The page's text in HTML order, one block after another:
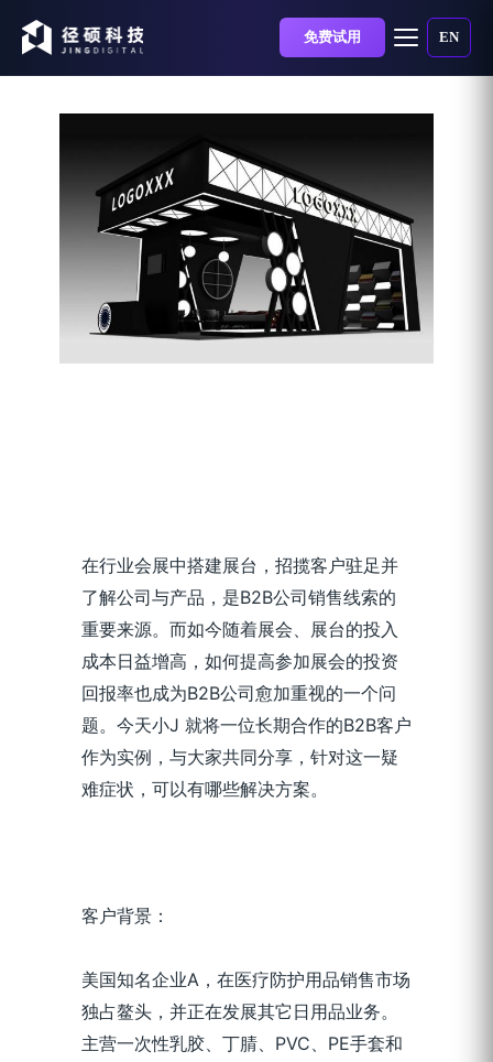
免费试用 EN
在行业会展中搭建展台，招揽客户驻足并
了解公司与产品，是B2B公司销售线索的
重要来源。而如今随着展会、展台的投入
成本日益增高，如何提高参加展会的投资
回报率也成为B2B公司愈加重视的一个问
题。今天小J 就将一位长期合作的B2B客户
作为实例，与大家共同分享，针对这一疑
难症状，可以有哪些解决方案。
客户背景：
美国知名企业A，在医疗防护用品销售市场
独占鳌头，并正在发展其它日用品业务。
主营一次性乳胶、丁腈、PVC、PE手套和